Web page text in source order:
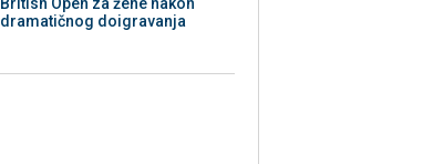
British Open za žene nakon
dramatičnog doigravanja